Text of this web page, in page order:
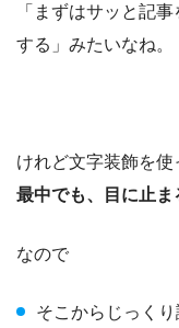
「まずはサッと記
する」みたいなね。
けれど文字装飾を使
最中でも、目に止ま
なので
そこからじっくり